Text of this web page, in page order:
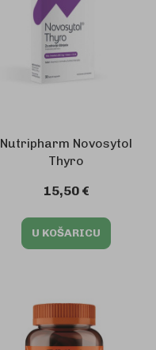
Nutripharm Novosytol
Thyro
15,50 €
U KOŠARICU